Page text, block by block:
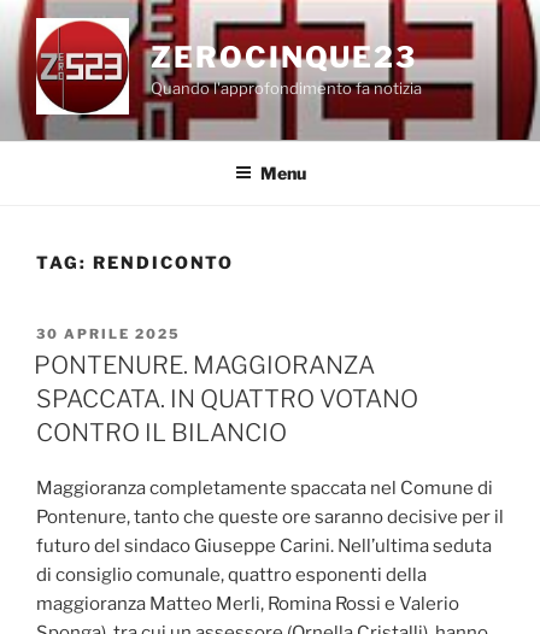
Salta
contenuto
ZEROCINQUE23
Quando l'approfondimento fa notizia
Menu
TAG: RENDICONTO
PUBBLICATO
IL
30 APRILE 2025
PONTENURE. MAGGIORANZA
SPACCATA. IN QUATTRO VOTANO
CONTRO IL BILANCIO
Maggioranza completamente spaccata nel Comune di
Pontenure, tanto che queste ore saranno decisive per il
futuro del sindaco Giuseppe Carini. Nell’ultima seduta
di consiglio comunale, quattro esponenti della
maggioranza Matteo Merli, Romina Rossi e Valerio